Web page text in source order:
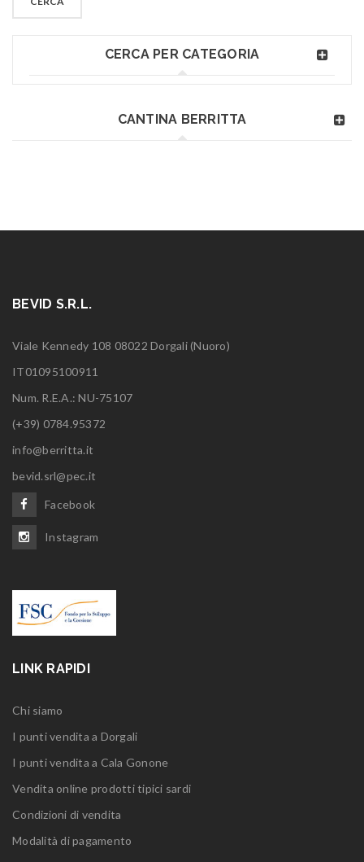
CERCA PER CATEGORIA
CANTINA BERRITTA
BEVID S.R.L.
Viale Kennedy 108 08022 Dorgali (Nuoro)
IT01095100911
Num. R.E.A.: NU-75107
(+39) 0784.95372
info@berritta.it
bevid.srl@pec.it
Facebook
Instagram
LINK RAPIDI
Chi siamo
I punti vendita a Dorgali
I punti vendita a Cala Gonone
Vendita online prodotti tipici sardi
Condizioni di vendita
Modalità di pagamento